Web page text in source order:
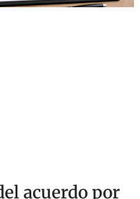
acuerdo por